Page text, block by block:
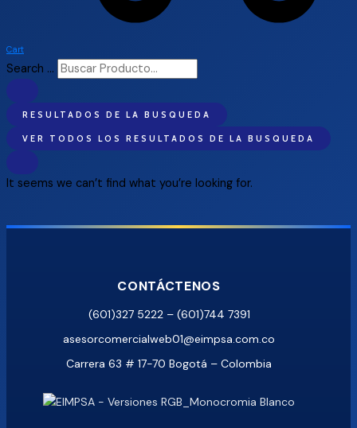
Cart
Search ...
RESULTADOS DE LA BUSQUEDA
VER TODOS LOS RESULTADOS DE LA BUSQUEDA
It seems we can’t find what you’re looking for.
CONTÁCTENOS
(601)327 5222 – (601)744 7391
asesorcomercialweb01@eimpsa.com.co
Carrera 63 # 17-70 Bogotá – Colombia